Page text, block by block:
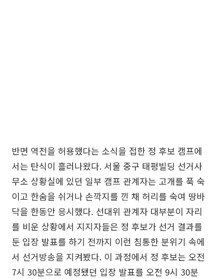
반면 역전을 허용했다는 소식을 접한 정 후보 캠프에
서는 탄식이 흘러나왔다. 서울 중구 태평빌딩 선거사
무소 상황실에 있던 일부 캠프 관계자는 고개를 푹 숙
이고 한숨을 쉬거나 손깍지를 낀 채 허리를 숙여 땅바
닥을 한동안 응시했다. 선대위 관계자 대부분이 자리
를 비운 상황에서 지지자들은 정 후보가 선거 결과를
둔 입장 발표를 하기 전까지 이런 침통한 분위기 속에
서 선거방송을 지켜봤다. 이 과정에서 정 후보는 오전
7시 30분으로 예정됐던 입장 발표를 오전 9시 30분